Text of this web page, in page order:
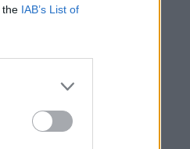
the IAB’s List of